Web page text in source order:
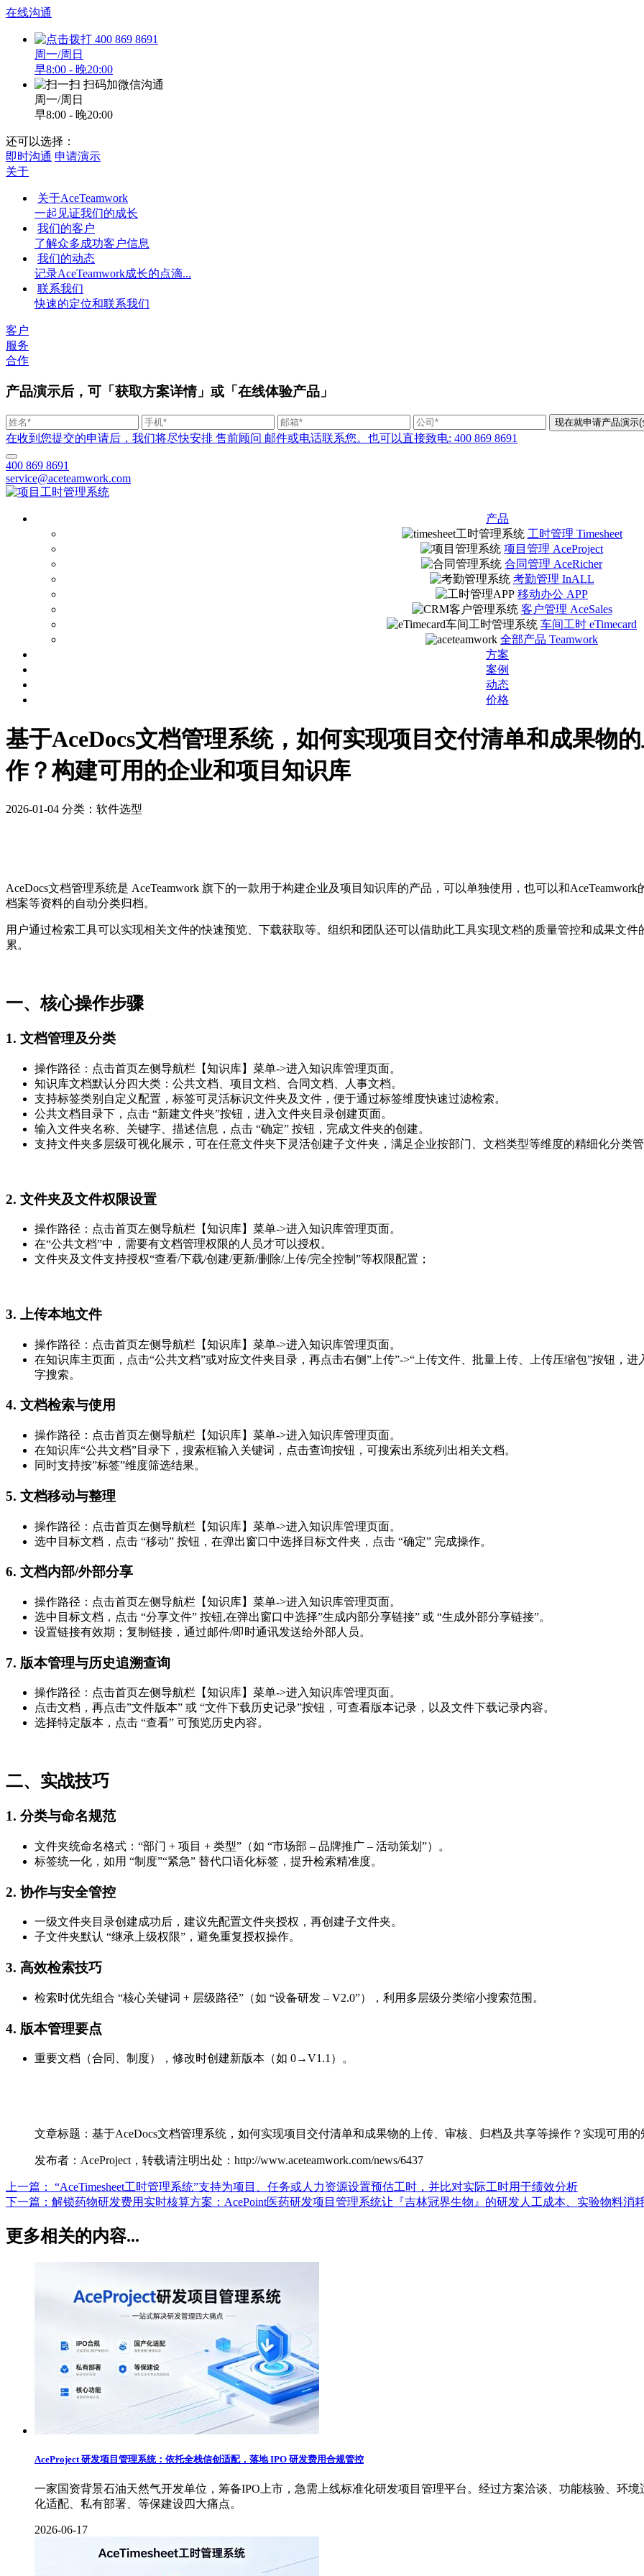
在线沟通
400 869 8691
周一/周日
早8:00 - 晚20:00
扫码加微信沟通
周一/周日
早8:00 - 晚20:00
还可以选择：
即时沟通 申请演示
关于
关于AceTeamwork
一起见证我们的成长
我们的客户
了解众多成功客户信息
我们的动态
记录AceTeamwork成长的点滴...
联系我们
快速的定位和联系我们
客户
服务
合作
产品演示后，可「获取方案详情」或「在线体验产品」
在收到您提交的申请后，我们将尽快安排 售前顾问 邮件或电话联系您。也可以直接致电: 400 869 8691
400 869 8691
service@aceteamwork.com
产品
工时管理 Timesheet
项目管理 AceProject
合同管理 AceRicher
考勤管理 InALL
移动办公 APP
客户管理 AceSales
车间工时 eTimecard
全部产品 Teamwork
方案
案例
动态
价格
基于AceDocs文档管理系统，如何实现项目交付清单和成果物
作？构建可用的企业和项目知识库
2026-01-04 分类：软件选型
AceDocs文档管理系统是 AceTeamwork 旗下的一款用于构建企业及项目知识库的产品，可以单独使用，也可以和
档案等资料的自动分类归档。
用户通过检索工具可以实现相关文件的快速预览、下载获取等。组织和团队还可以借助此工具实现文档的质量管控和成果文
累。
一、核心操作步骤
1. 文档管理及分类
操作路径：点击首页左侧导航栏【知识库】菜单->进入知识库管理页面。
知识库文档默认分四大类：公共文档、项目文档、合同文档、人事文档。
支持标签类别自定义配置，标签可灵活标识文件夹及文件，便于通过标签维度快速过滤检索。
公共文档目录下，点击 “新建文件夹”按钮，进入文件夹目录创建页面。
输入文件夹名称、关键字、描述信息，点击 “确定” 按钮，完成文件夹的创建。
支持文件夹多层级可视化展示，可在任意文件夹下灵活创建子文件夹，满足企业按部门、文档类型等维度的精细化分类
2. 文件夹及文件权限设置
操作路径：点击首页左侧导航栏【知识库】菜单->进入知识库管理页面。
在“公共文档”中，需要有文档管理权限的人员才可以授权。
文件夹及文件支持授权“查看/下载/创建/更新/删除/上传/完全控制”等权限配置；
3. 上传本地文件
操作路径：点击首页左侧导航栏【知识库】菜单->进入知识库管理页面。
在知识库主页面，点击“公共文档”或对应文件夹目录，再点击右侧”上传”->“上传文件、批量上传、上传压缩包”按钮，
字搜索。
4. 文档检索与使用
操作路径：点击首页左侧导航栏【知识库】菜单->进入知识库管理页面。
在知识库“公共文档”目录下，搜索框输入关键词，点击查询按钮，可搜索出系统列出相关文档。
同时支持按”标签”维度筛选结果。
5. 文档移动与整理
操作路径：点击首页左侧导航栏【知识库】菜单->进入知识库管理页面。
选中目标文档，点击 “移动” 按钮，在弹出窗口中选择目标文件夹，点击 “确定” 完成操作。
6. 文档内部/外部分享
操作路径：点击首页左侧导航栏【知识库】菜单->进入知识库管理页面。
选中目标文档，点击 “分享文件” 按钮,在弹出窗口中选择”生成内部分享链接” 或 “生成外部分享链接”。
设置链接有效期；复制链接，通过邮件/即时通讯发送给外部人员。
7. 版本管理与历史追溯查询
操作路径：点击首页左侧导航栏【知识库】菜单->进入知识库管理页面。
点击文档，再点击”文件版本” 或 “文件下载历史记录”按钮，可查看版本记录，以及文件下载记录内容。
选择特定版本，点击 “查看” 可预览历史内容。
二、实战技巧
1. 分类与命名规范
文件夹统命名格式：“部门 + 项目 + 类型”（如 “市场部 – 品牌推广 – 活动策划”）。
标签统一化，如用 “制度”“紧急” 替代口语化标签，提升检索精准度。
2. 协作与安全管控
一级文件夹目录创建成功后，建议先配置文件夹授权，再创建子文件夹。
子文件夹默认 “继承上级权限”，避免重复授权操作。
3. 高效检索技巧
检索时优先组合 “核心关键词 + 层级路径”（如 “设备研发 – V2.0”），利用多层级分类缩小搜索范围。
4. 版本管理要点
重要文档（合同、制度），修改时创建新版本（如 0→V1.1）。
文章标题：基于AceDocs文档管理系统，如何实现项目交付清单和成果物的上传、审核、归档及共享等操作？实现可用的
发布者：AceProject，转载请注明出处：http://www.aceteamwork.com/news/6437
上一篇： “AceTimesheet工时管理系统”支持为项目、任务或人力资源设置预估工时，并比对实际工时用于绩效分析
下一篇： 解锁药物研发费用实时核算方案：AcePoint医药研发项目管理系统让『吉林冠界生物』的研发人工成本、实验物料消
更多相关的内容...
AceProject 研发项目管理系统：依托全栈信创适配，落地 IPO 研发费用合规管控
一家国资背景石油天然气开发单位，筹备IPO上市，急需上线标准化研发项目管理平台。经过方案洽谈、功能核验、环
化适配、私有部署、等保建设四大痛点。
2026-06-17